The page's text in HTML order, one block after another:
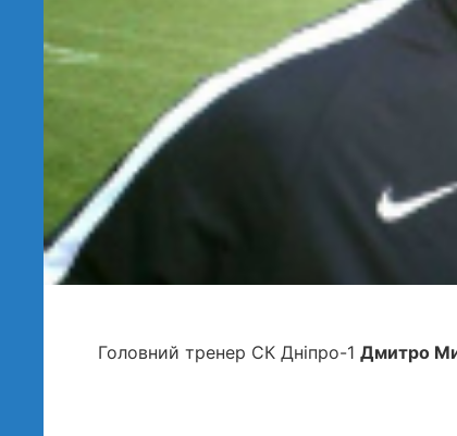
Головний тренер СК Дніпро-1 Дмитро